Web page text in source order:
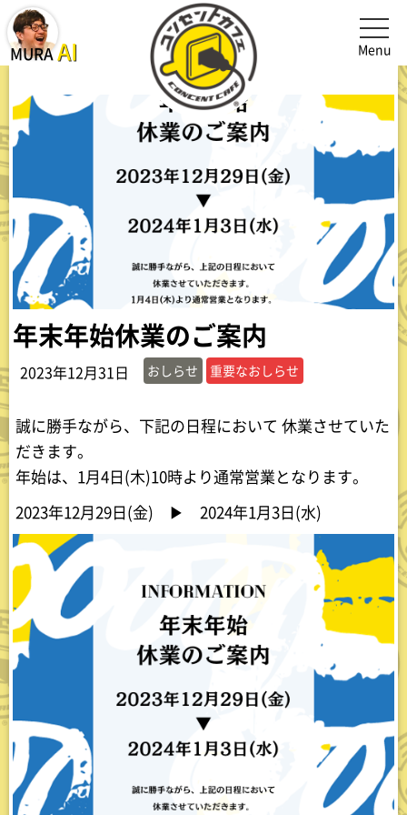
メニュ
Menu
年末年始休業のご案内
2023年12月31日 おしらせ 重要なおしらせ
誠に勝手ながら、下記の日程において 休業させていた
だきます。
年始は、1月4日(木)10時より通常営業となります。
2023年12月29日(金) ▶︎ 2024年1月3日(水)
MURA AI(オーナー村井AI)を起動、閉じる
MURAAI